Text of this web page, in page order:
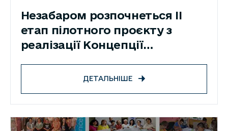
Незабаром розпочнеться ІІ
етап пілотного проєкту з
реалізації Концепції
«Мистецька освіта без
ДЕТАЛЬНІШЕ